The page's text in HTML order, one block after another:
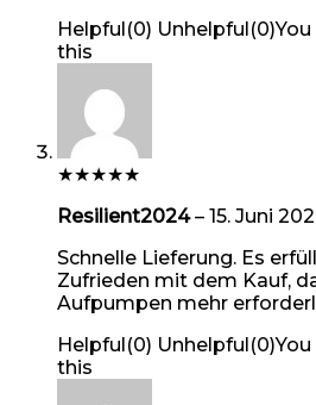
Helpful(0) Unhelpful(0)
this
★★★★★
Resilient2024– 15. Juni
Schnelle Lieferung. Es
Zufrieden mit dem Kauf,
Aufpumpen mehr
Helpful(0) Unhelpful(0)
this